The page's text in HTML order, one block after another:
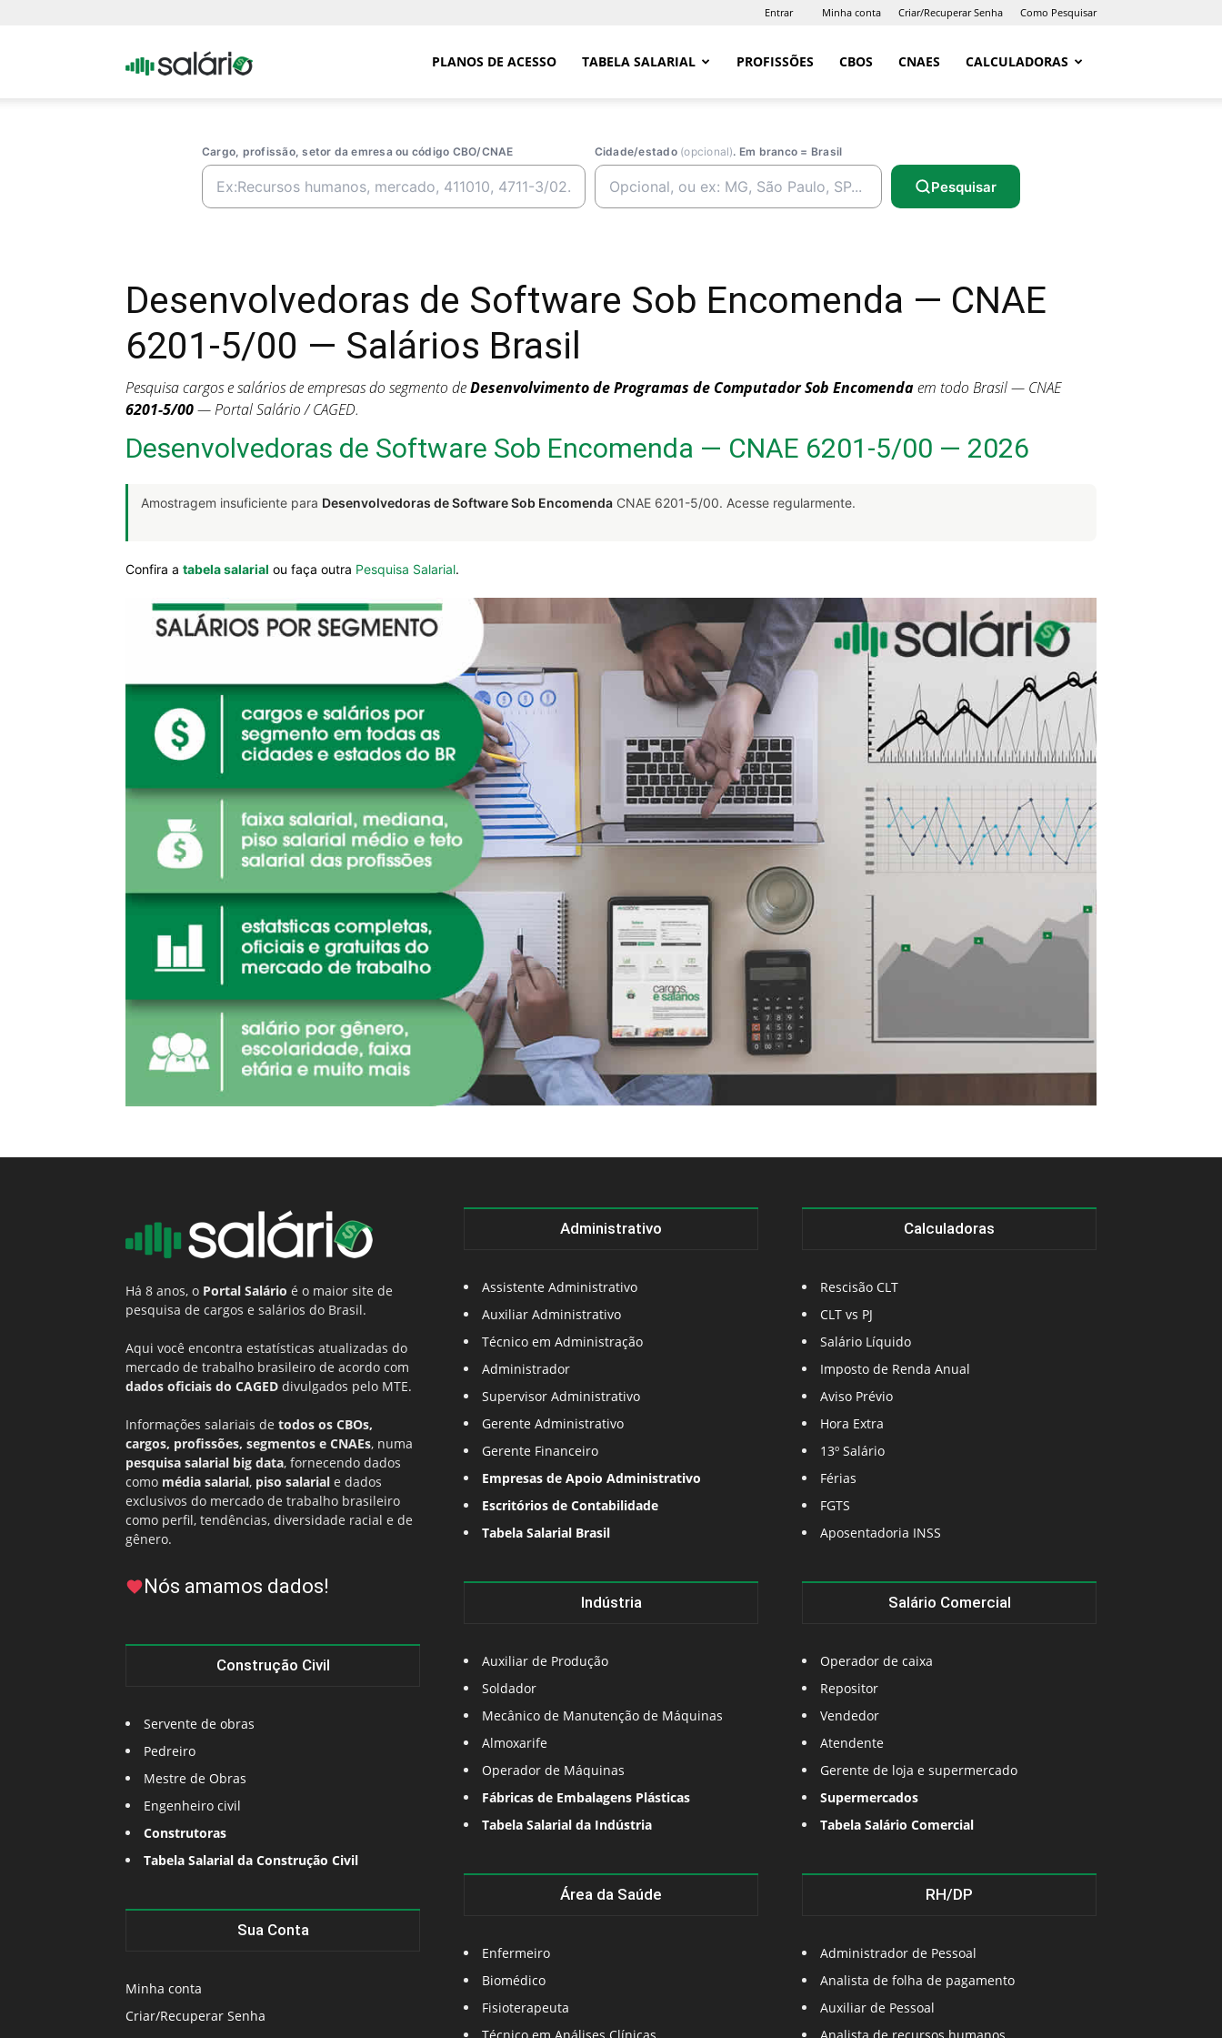
Entrar Minha conta Criar/Recuperar Senha Como Pesquisar
Portal PLANOS DE ACESSO TABELA SALARIAL PROFISSÕES CBOS CNAES CALCULADORAS
Cargo, profissão, setor da emresa ou código CBO/CNAE Cidade/estado (opcional). Em branco = Brasil
Pesquisar
Desenvolvedoras de Software Sob Encomenda — CNAE
6201-5/00 — Salários Brasil
Pesquisa cargos e salários de empresas do segmento deDesenvolvimento de Programas de Computador Sob Encomendaem todo Brasil — CNAE
6201-5/00— Portal Salário / CAGED.
Desenvolvedoras de Software Sob Encomenda — CNAE 6201-5/00 — 2026
Amostragem insuficiente para Desenvolvedoras de Software Sob Encomenda CNAE 6201-5/00. Acesse regularmente.
Confira a tabela salarial ou faça outra Pesquisa Salarial.
Há 8 anos, o Portal Salário é o maior site de
pesquisa de cargos e salários do Brasil.
Aqui você encontra estatísticas atualizadas do
mercado de trabalho brasileiro de acordo com
dados oficiais do CAGED divulgados pelo MTE.
Informações salariais de todos os CBOs,
cargos, profissões, segmentos e CNAEs, numa
pesquisa salarial big data, fornecendo dados
como média salarial, piso salarial e dados
exclusivos do mercado de trabalho brasileiro
como perfil, tendências, diversidade racial e de
gênero.
Nós amamos dados!
Construção Civil
Servente de obras
Pedreiro
Mestre de Obras
Engenheiro civil
Construtoras
Tabela Salarial da Construção Civil
Sua Conta
Minha conta
Criar/Recuperar Senha
Administrativo
Assistente Administrativo
Auxiliar Administrativo
Técnico em Administração
Administrador
Supervisor Administrativo
Gerente Administrativo
Gerente Financeiro
Empresas de Apoio Administrativo
Escritórios de Contabilidade
Tabela Salarial Brasil
Indústria
Auxiliar de Produção
Soldador
Mecânico de Manutenção de Máquinas
Almoxarife
Operador de Máquinas
Fábricas de Embalagens Plásticas
Tabela Salarial da Indústria
Área da Saúde
Enfermeiro
Biomédico
Fisioterapeuta
Calculadoras
Rescisão CLT
CLT vs PJ
Salário Líquido
Imposto de Renda Anual
Aviso Prévio
Hora Extra
13º Salário
Férias
FGTS
Aposentadoria INSS
Salário Comercial
Operador de caixa
Repositor
Vendedor
Atendente
Gerente de loja e supermercado
Supermercados
Tabela Salário Comercial
RH/DP
Administrador de Pessoal
Analista de folha de pagamento
Auxiliar de Pessoal